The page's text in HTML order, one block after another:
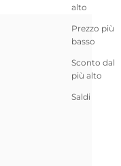
alto
Prezzo più
basso
Sconto dal
più alto
Saldi